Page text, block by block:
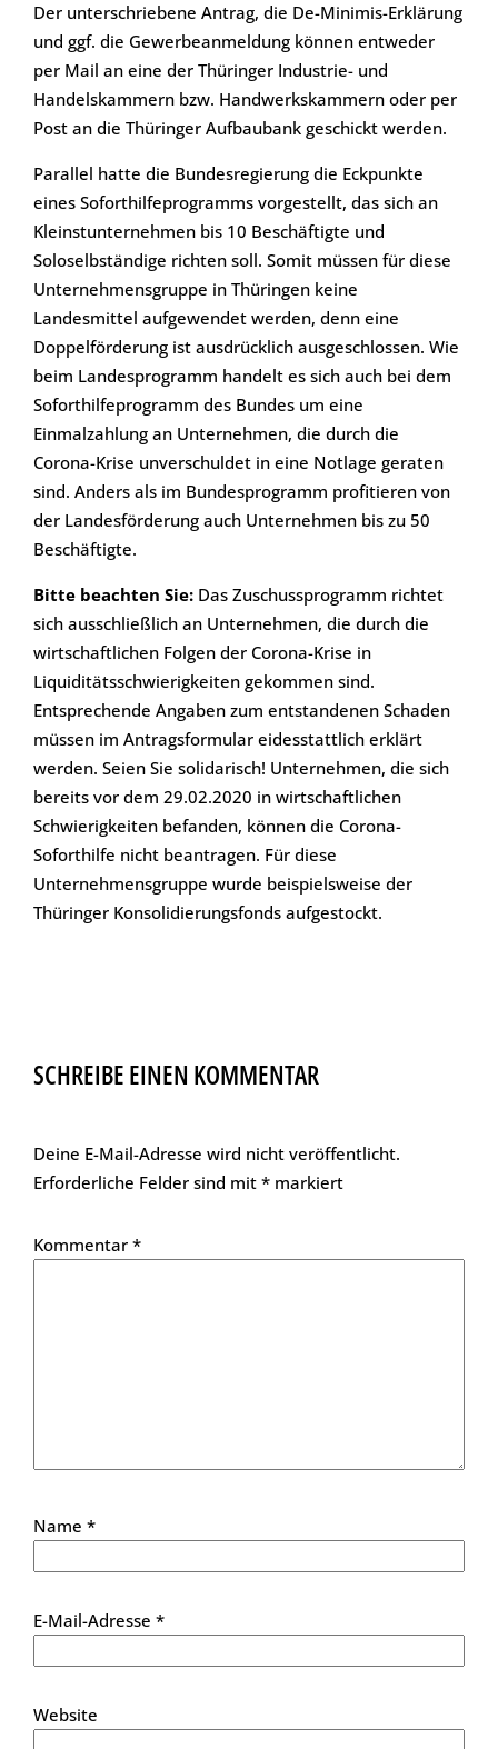
Der unterschriebene Antrag, die De-Minimis-Erklärung
und ggf. die Gewerbeanmeldung können entweder
per Mail an eine der Thüringer Industrie- und
Handelskammern bzw. Handwerkskammern oder per
Post an die Thüringer Aufbaubank geschickt werden.
Parallel hatte die Bundesregierung die Eckpunkte
eines Soforthilfeprogramms vorgestellt, das sich an
Kleinstunternehmen bis 10 Beschäftigte und
Soloselbständige richten soll. Somit müssen für diese
Unternehmensgruppe in Thüringen keine
Landesmittel aufgewendet werden, denn eine
Doppelförderung ist ausdrücklich ausgeschlossen. Wie
beim Landesprogramm handelt es sich auch bei dem
Soforthilfeprogramm des Bundes um eine
Einmalzahlung an Unternehmen, die durch die
Corona-Krise unverschuldet in eine Notlage geraten
sind. Anders als im Bundesprogramm profitieren von
der Landesförderung auch Unternehmen bis zu 50
Beschäftigte.
Bitte beachten Sie: Das Zuschussprogramm richtet
sich ausschließlich an Unternehmen, die durch die
wirtschaftlichen Folgen der Corona-Krise in
Liquiditätsschwierigkeiten gekommen sind.
Entsprechende Angaben zum entstandenen Schaden
müssen im Antragsformular eidesstattlich erklärt
werden. Seien Sie solidarisch! Unternehmen, die sich
bereits vor dem 29.02.2020 in wirtschaftlichen
Schwierigkeiten befanden, können die Corona-
Soforthilfe nicht beantragen. Für diese
Unternehmensgruppe wurde beispielsweise der
Thüringer Konsolidierungsfonds aufgestockt.
SCHREIBE EINEN KOMMENTAR
Deine E-Mail-Adresse wird nicht veröffentlicht.
Erforderliche Felder sind mit * markiert
Kommentar *
Name *
E-Mail-Adresse *
Website